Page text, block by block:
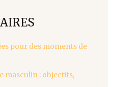
pour des moments de
masculin : objectifs,